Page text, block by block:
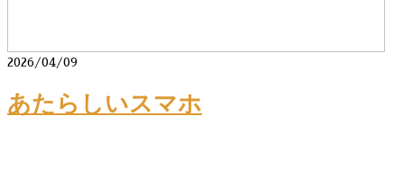
2026/04/09
あたらしいスマホ